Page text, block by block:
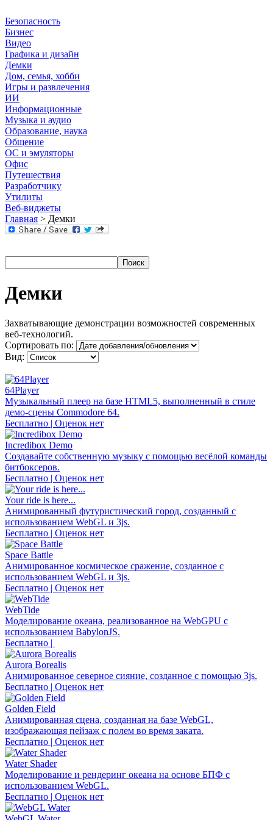
Безопасность
Бизнес
Видео
Графика и дизайн
Демки
Дом, семья, хобби
Игры и развлечения
ИИ
Информационные
Музыка и аудио
Образование, наука
Общение
ОС и эмуляторы
Офис
Путешествия
Разработчику
Утилиты
Веб-виджеты
Главная > Демки
Демки
Захватывающие демонстрации возможностей современных
веб-технологий.
Сортировать по:
Вид:
64Player
Музыкальный плеер на базе HTML5, выполненный в стиле
демо-сцены Commodore 64.
Бесплатно | Оценок нет
Incredibox Demo
Создавайте собственную музыку с помощью весёлой команды
битбоксеров.
Бесплатно | Оценок нет
Your ride is here...
Анимированный футуристический город, созданный с
использованием WebGL и 3js.
Бесплатно | Оценок нет
Space Battle
Анимированное космическое сражение, созданное с
использованием WebGL и 3js.
Бесплатно | Оценок нет
WebTide
Моделирование океана, реализованное на WebGPU с
использованием BabylonJS.
Бесплатно |
Aurora Borealis
Анимированное северное сияние, созданное с помощью 3js.
Бесплатно | Оценок нет
Golden Field
Анимированная сцена, созданная на базе WebGL,
изображающая пейзаж с полем во время заката.
Бесплатно | Оценок нет
Water Shader
Моделирование и рендеринг океана на основе БПФ с
использованием WebGL.
Бесплатно | Оценок нет